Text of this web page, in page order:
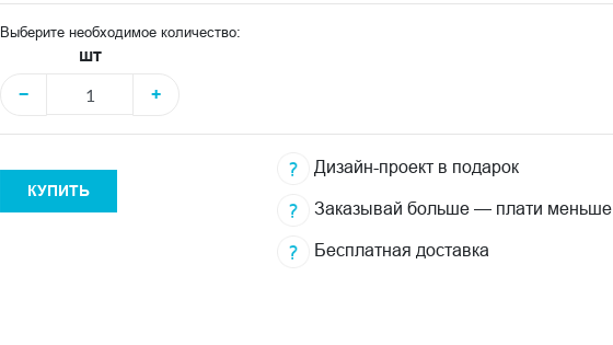
Выберите необходимое количество:
шт
−
+
КУПИТЬ
Дизайн-проект в подарок
Заказывай больше — плати меньше
Бесплатная доставка